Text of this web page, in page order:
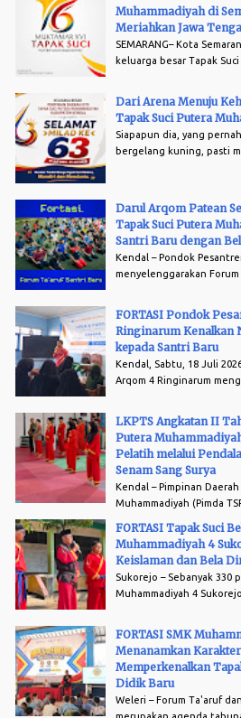
Muhammadiyah di
Meriahkan Jawa
SEMARANG– Kota
keluarga besar Tapak Suci
Dari Arena Menuju
Tapak Suci Putera
Siapapun dia, yang
bergelang kuning, pasti
Darul Arqom Patean
Tapak Suci Putera
Santri Baru dengan
Kendal – Pondok
menyelenggarakan Forum
FORTASI Pondok
Ringinarum Kenalkan
kepada Santri Baru
Kendal, Sabtu, 18 Juli
Arqom 4 Ringinarum
LKPTS Angkatan II
Putera
Pelatih melalui
Senam Sang Surya
Kendal – Pimpinan
Muhammadiyah (Pimda
FORTASI Tapak Suci
Muhammadiyah 4
Keislaman dan Bela
Sukorejo – Sebanyak 330
Muhammadiyah 4
FORTASI SMK
Menanamkan
Memperkenalkan
Didik Baru
Weleri – Forum Ta'aruf